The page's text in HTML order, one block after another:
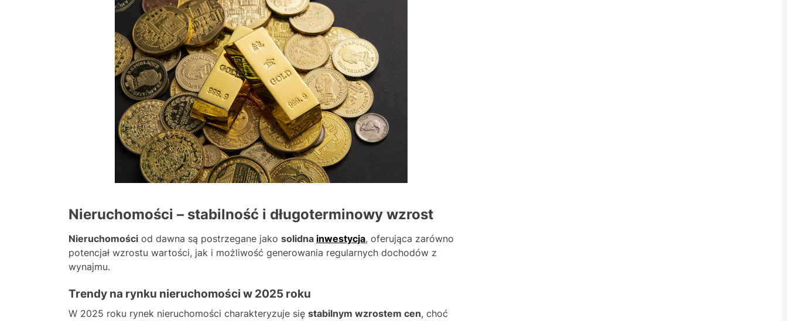
Nieruchomości – stabilność i długoterminowy wzrost
Nieruchomości od dawna są postrzegane jako solidna inwestycja, oferująca zarówno
potencjał wzrostu wartości, jak i możliwość generowania regularnych dochodów z
wynajmu.
Trendy na rynku nieruchomości w 2025 roku
W 2025 roku rynek nieruchomości charakteryzuje się stabilnym wzrostem cen, choć